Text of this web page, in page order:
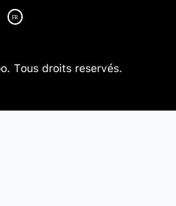
Tous droits reservés.